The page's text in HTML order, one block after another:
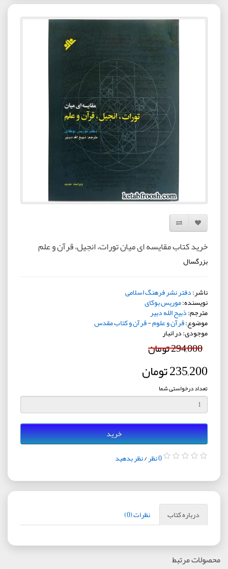
افزودن به لیست دلخواه
مقایسه این محصول
خرید کتاب مقایسه ای میان تورات، انجیل، قرآن و علم
بزرگسال
ناشر:دفتر نشر فرهنگ اسلامی
نویسنده:موریس بوکای
مترجم:ذبیح الله دبیر
موضوع:قرآن و علوم-قرآن و کتاب مقدس
موجودی: در انبار
294,000 تومان
235,200 تومان
تعداد درخواستی شما
خرید
0 نظر /نظر بدهید
درباره کتاب نظرات (0)
محصولات مرتبط